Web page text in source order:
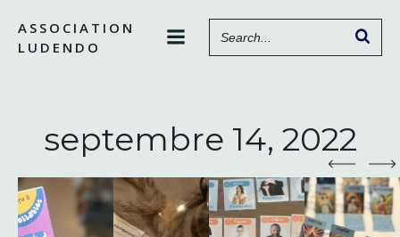
contenu
ASSOCIATION
LUDENDO
septembre 14, 2022